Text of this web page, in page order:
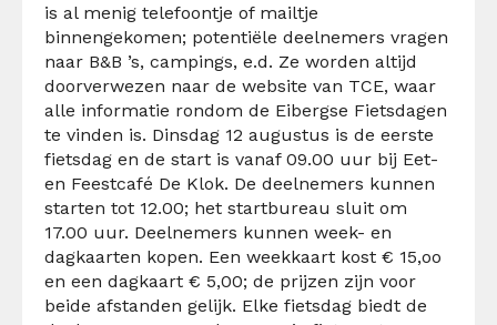
is al menig telefoontje of mailtje
binnengekomen; potentiële deelnemers vragen
naar B&B ’s, campings, e.d. Ze worden altijd
doorverwezen naar de website van TCE, waar
alle informatie rondom de Eibergse Fietsdagen
te vinden is. Dinsdag 12 augustus is de eerste
fietsdag en de start is vanaf 09.00 uur bij Eet-
en Feestcafé De Klok. De deelnemers kunnen
starten tot 12.00; het startbureau sluit om
17.00 uur. Deelnemers kunnen week- en
dagkaarten kopen. Een weekkaart kost € 15,oo
en een dagkaart € 5,00; de prijzen zijn voor
beide afstanden gelijk. Elke fietsdag biedt de